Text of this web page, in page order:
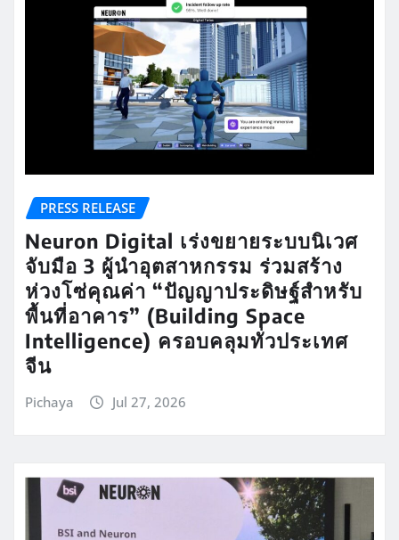
PRESS RELEASE
Neuron Digital เร่งขยายระบบนิเวศ
จับมือ 3 ผู้นำอุตสาหกรรม ร่วมสร้าง
ห่วงโซ่คุณค่า “ปัญญาประดิษฐ์สำหรับ
พื้นที่อาคาร” (Building Space
Intelligence) ครอบคลุมทั่วประเทศ
จีน
Pichaya Jul 27, 2026